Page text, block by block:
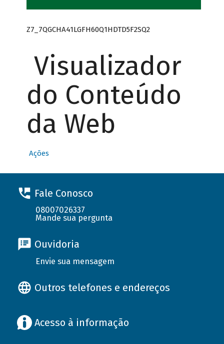
Z7_7QGCHA41LGFH60Q1HDTD5F2SQ2
Visualizador
do Conteúdo
da Web
Ações
Fale Conosco
08007026337
Mande sua pergunta
Ouvidoria
Envie sua mensagem
Outros telefones e endereços
Acesso à informação